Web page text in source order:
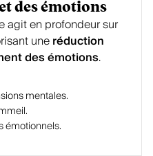
des émotions
agit en profondeur sur
uneréduction
des émotions.
mentales.
émotionnels.